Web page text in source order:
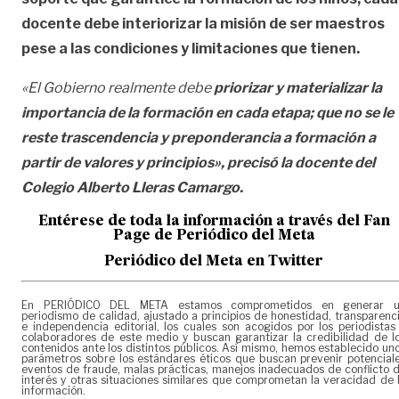
docente debe interiorizar la misión de ser maestros
pese a las condiciones y limitaciones que tienen.
«El Gobierno realmente debepriorizar y materializar la
importancia de la formación en cada etapa; que no se le
reste trascendencia y preponderancia a formación a
partir de valores y principios», precisó la docente del
Colegio Alberto Lleras Camargo.
Entérese de toda la información a través del Fan
Page de Periódico del Meta
Periódico del Meta en Twitter
En PERIÓDICO DEL META estamos comprometidos en generar
periodismo de calidad, ajustado a principios de honestidad,
e independencia editorial, los cuales son acogidos por los periodistas
colaboradores de este medio y buscan garantizar la credibilidad de
contenidos ante los distintos públicos. Así mismo, hemos establecido
parámetros sobre los estándares éticos que buscan prevenir
eventos de fraude, malas prácticas, manejos inadecuados de conflicto
interés y otras situaciones similares que comprometan la veracidad de
información.